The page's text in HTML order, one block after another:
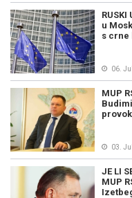
RUSKI
u
s crne
06.
MUP
03.
JE LI
MUP